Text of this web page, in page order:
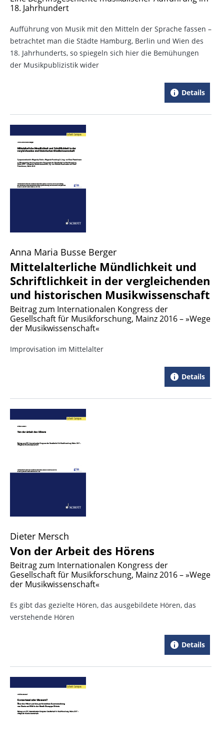
18. Jahrhundert
Aufführung von Musik mit den Mitteln der Sprache fassen –
betrachtet man die Städte Hamburg, Berlin und Wien des
18. Jahrhunderts, so spiegeln sich hier die Bemühungen
der Musikpublizistik wider
Details
Anna Maria Busse Berger
Mittelalterliche Mündlichkeit und
Schriftlichkeit in der vergleichenden
und historischen Musikwissenschaft
Beitrag zum Internationalen Kongress der
Gesellschaft für Musikforschung, Mainz 2016 – »Wege
der Musikwissenschaft«
Improvisation im Mittelalter
Details
Dieter Mersch
Von der Arbeit des Hörens
Beitrag zum Internationalen Kongress der
Gesellschaft für Musikforschung, Mainz 2016 – »Wege
der Musikwissenschaft«
Es gibt das gezielte Hören, das ausgebildete Hören, das
verstehende Hören
Details